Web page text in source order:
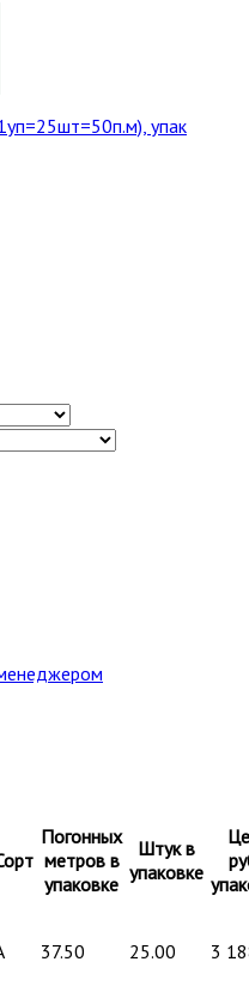
Погонных
метров в
упаковке
Штук в
упаковке
37.50 25.00 3